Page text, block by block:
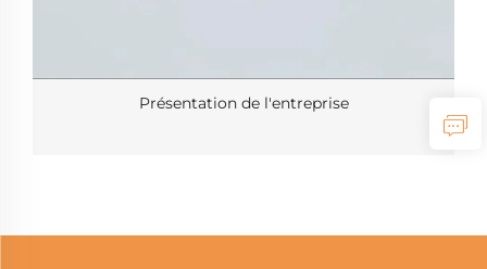
Présentation de l'entreprise